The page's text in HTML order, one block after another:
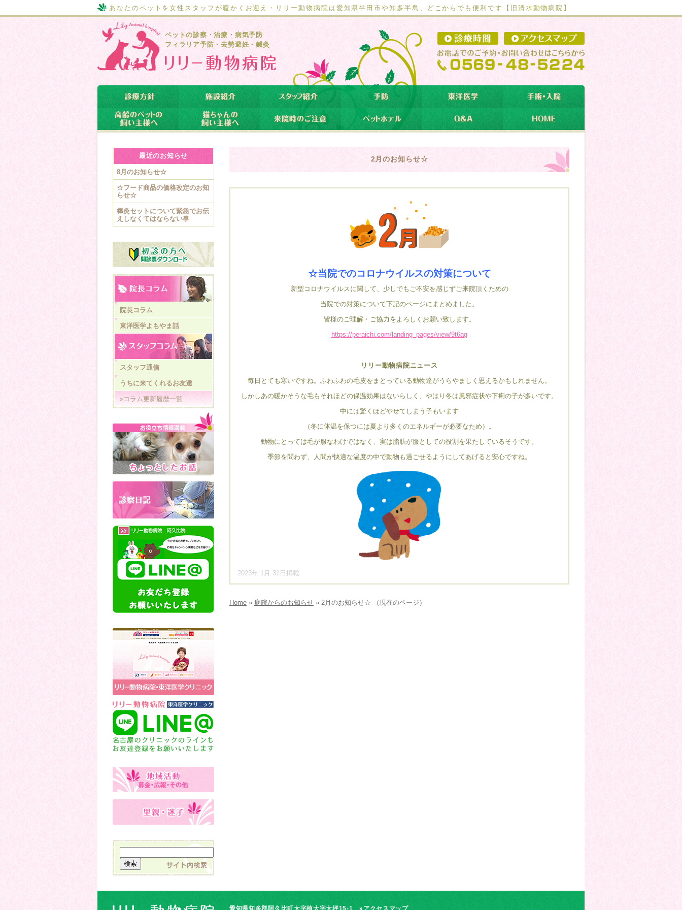
あなたのペットを女性スタッフが暖かくお迎え・リリー動物病院は愛知県半田市や知多半島、どこからでも便利です【 旧清水動物病院】
ペットの診察・治療・病気予防
フィラリア予防・去勢避妊・鍼灸
2月のお知らせ☆
☆当院でのコロナウイルスの対策について
新型コロナウイルスに関して、少しでもご不安を感じずご来院頂くための
当院での対策について下記のページにまとめました。
皆様のご理解・ご協力をよろしくお願い致します。
https://peraichi.com/landing_pages/view/9t6ag
リリー動物病院ニュース
毎日とても寒いですね。ふわふわの毛皮をまとっている動物達がうらやましく思えるかもしれません。
しかしあの暖かそうな毛もそれほどの保温効果はないらしく、やはり冬は風邪症状や下痢の子が多いです。
中には驚くほどやせてしまう子もいます
（冬に体温を保つには夏より多くのエネルギーが必要なため）。
動物にとっては毛が服なわけではなく、実は脂肪が服としての役割を果たしているそうです。
季節を問わず、人間が快適な温度の中で動物も過ごせるようにしてあげると安心ですね。
2023年 1月 31日掲載
Home » 病院からのお知らせ » 2月のお知らせ☆ （現在のページ）
最近のお知らせ
8月のお知らせ☆
☆フード商品の価格改定のお知
らせ☆
棒灸セットについて緊急でお伝
えしなくてはならない事
院長コラム
東洋医学よもやま話
スタッフ通信
うちに来てくれるお友達
»コラム更新履歴一覧
愛知県知多郡阿久比町大字植大字大坪15-1 »アクセスマップ